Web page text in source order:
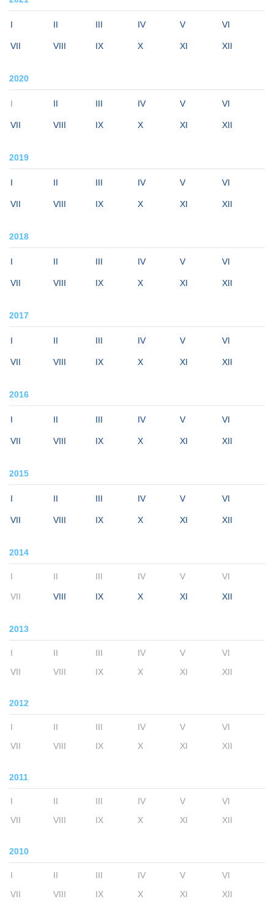
I II III IV V VI
VII VIII IX X XI XII
2020
I II III IV V VI
VII VIII IX X XI XII
2019
I II III IV V VI
VII VIII IX X XI XII
2018
I II III IV V VI
VII VIII IX X XI XII
2017
I II III IV V VI
VII VIII IX X XI XII
2016
I II III IV V VI
VII VIII IX X XI XII
2015
I II III IV V VI
VII VIII IX X XI XII
2014
I II III IV V VI
VII VIII IX X XI XII
2013
I II III IV V
VI
VII
VIII IX X XI XII
2012
I II III IV V
VI
VII
VIII IX X XI XII
2011
I II III IV V
VI
VII
VIII IX X XI XII
2010
I II III IV V
VI
VII
VIII IX X XI XII